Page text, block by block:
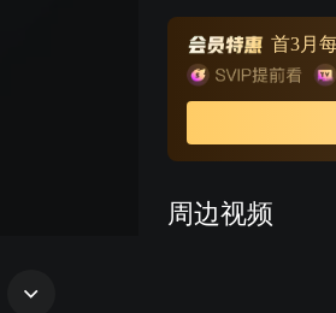
之以鼻，正爱着一名
北平一方面要完成组
自己的两个女儿。最
直到和父亲分离，才
员。但从此两人却永隔
首3月
周边视频